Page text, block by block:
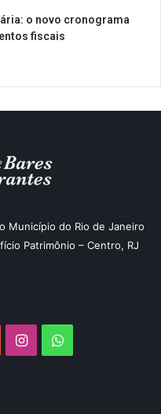
o novo cronograma
fiscais
Município do Rio de Janeiro
Patrimônio – Centro, RJ
InstagramWhatsApp